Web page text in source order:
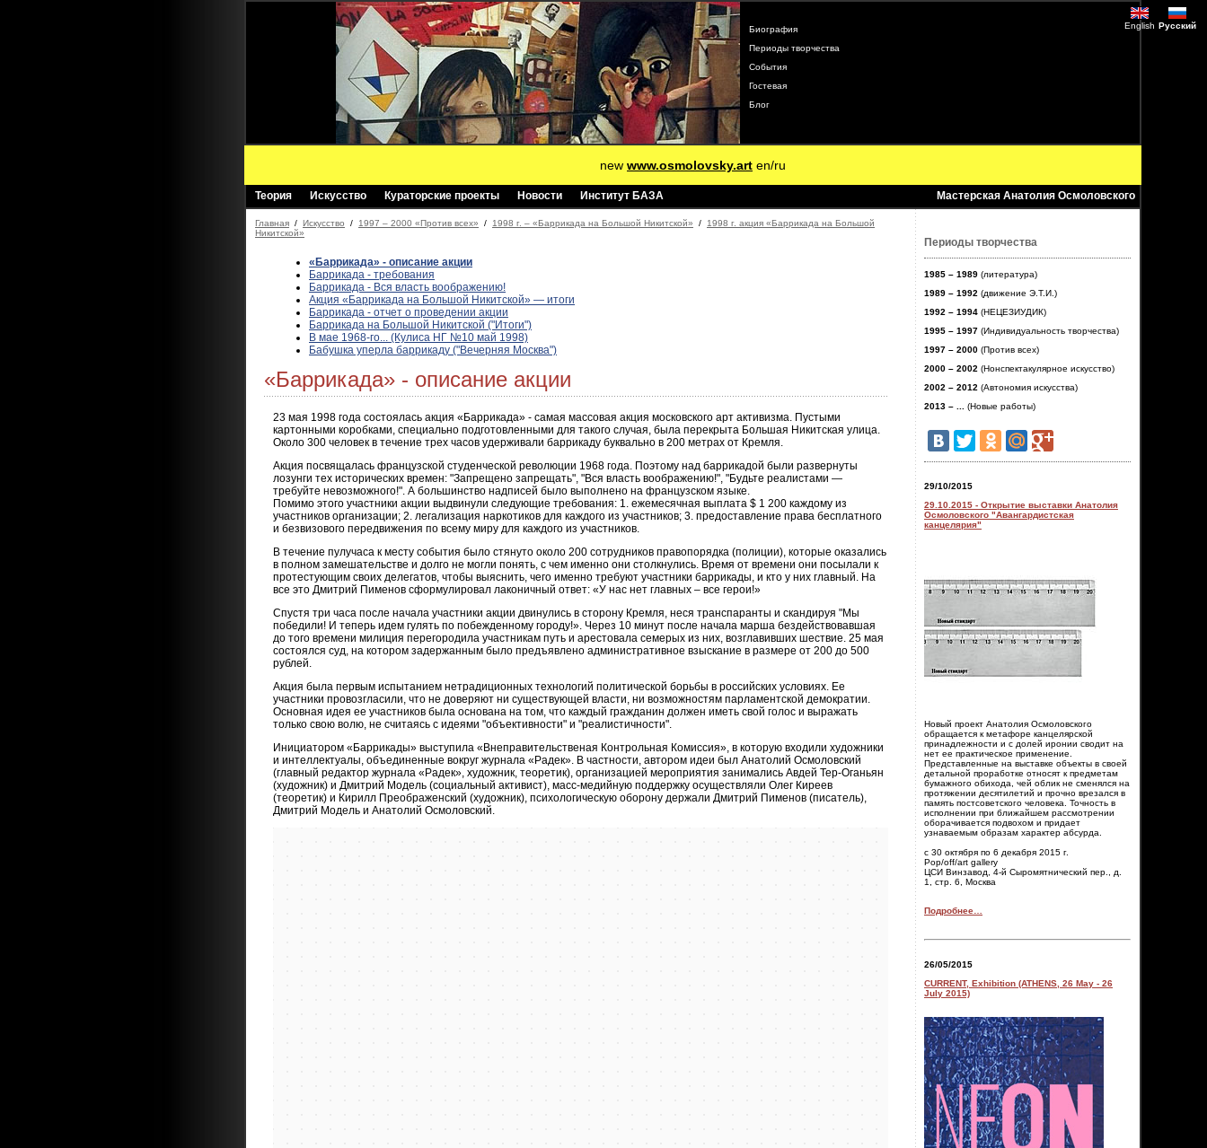
Биография
Периоды творчества
События
Гостевая
Блог
new www.osmolovsky.art en/ru
Теория Искусство Кураторские проекты Новости Институт БАЗА Мастерская Анатолия Осмоловского
Главная / Искусство / 1997 – 2000 «Против всех» / 1998 г. – «Баррикада на Большой Никитской» / 1998 г. акция «Баррикада на Большой
Никитской»
«Баррикада» - описание акции
Баррикада - требования
Баррикада - Вся власть воображению!
Акция «Баррикада на Большой Никитской» — итоги
Баррикада - отчет о проведении акции
Баррикада на Большой Никитской ("Итоги")
В мае 1968-го... (Кулиса НГ №10 май 1998)
Бабушка уперла баррикаду ("Вечерняя Москва")
«Баррикада» - описание акции
23 мая 1998 года состоялась акция «Баррикада» - самая массовая акция московского арт активизма. Пустыми
картонными коробками, специально подготовленными для такого случая, была перекрыта Большая Никитская улица.
Около 300 человек в течение трех часов удерживали баррикаду буквально в 200 метрах от Кремля.
Акция посвящалась французской студенческой революции 1968 года. Поэтому над баррикадой были развернуты
лозунги тех исторических времен: "Запрещено запрещать", "Вся власть воображению!", "Будьте реалистами —
требуйте невозможного!". А большинство надписей было выполнено на французском языке.
Помимо этого участники акции выдвинули следующие требования: 1. ежемесячная выплата $ 1 200 каждому из
участников организации; 2. легализация наркотиков для каждого из участников; 3. предоставление права бесплатного
и безвизового передвижения по всему миру для каждого из участников.
В течение пулучаса к месту события было стянуто около 200 сотрудников правопорядка (полиции), которые оказались
в полном замешательстве и долго не могли понять, с чем именно они столкнулись. Время от времени они посылали к
протестующим своих делегатов, чтобы выяснить, чего именно требуют участники баррикады, и кто у них главный. На
все это Дмитрий Пименов сформулировал лаконичный ответ: «У нас нет главных – все герои!»
Спустя три часа после начала участники акции двинулись в сторону Кремля, неся транспаранты и скандируя "Мы
победили! И теперь идем гулять по побежденному городу!». Через 10 минут после начала марша бездействовавшая
до того времени милиция перегородила участникам путь и арестовала семерых из них, возглавивших шествие. 25 мая
состоялся суд, на котором задержанным было предъявлено административное взыскание в размере от 200 до 500
рублей.
Акция была первым испытанием нетрадиционных технологий политической борьбы в российских условиях. Ее
участники провозгласили, что не доверяют ни существующей власти, ни возможностям парламентской демократии.
Основная идея ее участников была основана на том, что каждый гражданин должен иметь свой голос и выражать
только свою волю, не считаясь с идеями "объективности" и "реалистичности".
Инициатором «Баррикады» выступила «Внеправительственая Контрольная Комиссия», в которую входили художники
и интеллектуалы, объединенные вокруг журнала «Радек». В частности, автором идеи был Анатолий Осмоловский
(главный редактор журнала «Радек», художник, теоретик), организацией мероприятия занимались Авдей Тер-Оганьян
(художник) и Дмитрий Модель (социальный активист), масс-медийную поддержку осуществляли Олег Киреев
(теоретик) и Кирилл Преображенский (художник), психологическую оборону держали Дмитрий Пименов (писатель),
Дмитрий Модель и Анатолий Осмоловский.
Периоды творчества
1985 – 1989 (литература)
1989 – 1992 (движение Э.Т.И.)
1992 – 1994 (НЕЦЕЗИУДИК)
1995 – 1997 (Индивидуальность творчества)
1997 – 2000 (Против всех)
2000 – 2002 (Нонспектакулярное искусство)
2002 – 2012 (Автономия искусства)
2013 – ...
(Новые работы)
29/10/2015
29.10.2015 - Открытие выставки Анатолия
Осмоловского "Авангардистская
канцелярия"
Новый проект Анатолия Осмоловского
обращается к метафоре канцелярской
принадлежности и с долей иронии сводит на
нет ее практическое применение.
Представленные на выставке объекты в своей
детальной проработке относят к предметам
бумажного обихода, чей облик не сменялся на
протяжении десятилетий и прочно врезался в
память постсоветского человека. Точность в
исполнении при ближайшем рассмотрении
оборачивается подвохом и придает
узнаваемым образам характер абсурда.
с 30 октября по 6 декабря 2015 г.
Pop/off/art gallery
ЦСИ Винзавод, 4-й Сыромятнический пер., д.
1, стр. 6, Москва
Подробнее…
26/05/2015
CURRENT, Exhibition (ATHENS, 26 May - 26
July 2015)
English Русский